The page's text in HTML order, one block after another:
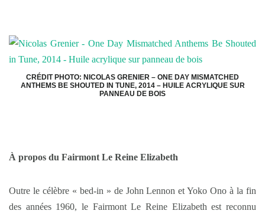
CRÉDIT PHOTO: NICOLAS GRENIER – ONE DAY MISMATCHED
ANTHEMS BE SHOUTED IN TUNE, 2014 – HUILE ACRYLIQUE SUR
PANNEAU DE BOIS
À propos du Fairmont Le Reine Elizabeth
Outre le célèbre « bed-in » de John Lennon et Yoko Ono à la fin
des années 1960, le Fairmont Le Reine Elizabeth est reconnu